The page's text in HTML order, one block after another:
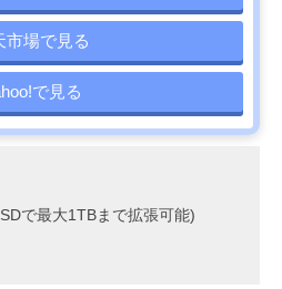
市場で見る
で見る
で最大1TBまで拡張可能)